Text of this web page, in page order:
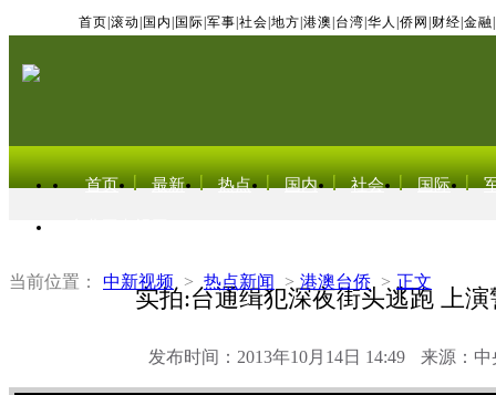
首页 滚动 国内 国际 军事 社会 地方 港澳 台湾 华人 侨网 财经 金融
首页 最新 热点 国内 社会 国际
当前位置： 中新视频 > 热点新闻 > 港澳台侨 > 正文
实拍:台通缉犯深夜街头逃跑 上演
发布时间：2013年10月14日 14:49 来源：中